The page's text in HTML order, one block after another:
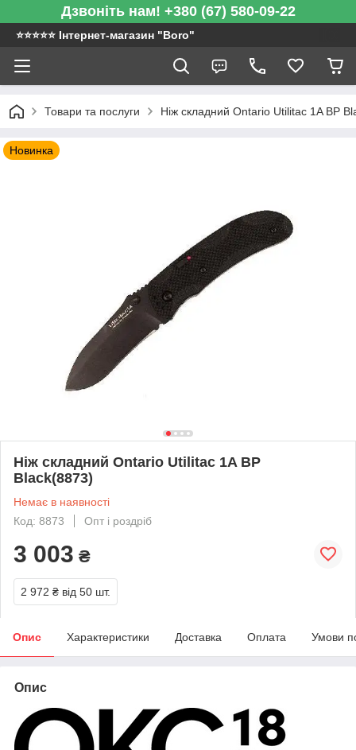
Дзвоніть нам! +380 (67) 580-09-22
⭐️⭐️⭐️⭐️⭐️ Інтернет-магазин "Boro"
Товари та послуги Ніж складний Ontario Utilitac 1A BP
Новинка
Ніж складний Ontario Utilitac 1A BP
Black(8873)
Немає в наявності
Код: 8873
Опт і роздріб
3 003 ₴
2 972 ₴ від 50 шт.
Опис Характеристики Доставка Оплата Умови
Опис